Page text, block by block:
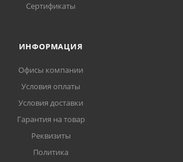
Сертификаты
ИНФОРМАЦИЯ
Офисы компании
Условия оплаты
Условия доставки
Гарантия на товар
Реквизиты
Политика